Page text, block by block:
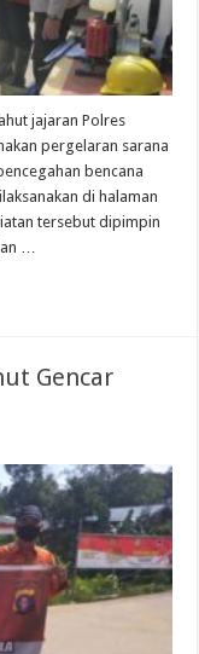
jajaran Polres
pergelaran sarana
bencana
di halaman
tersebut dipimpin
…
Gencar